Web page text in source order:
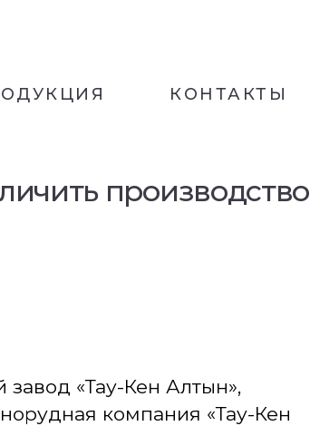
КОНТАКТЫ
производство
«Тау-Кен Алтын»,
компания «Тау-Кен